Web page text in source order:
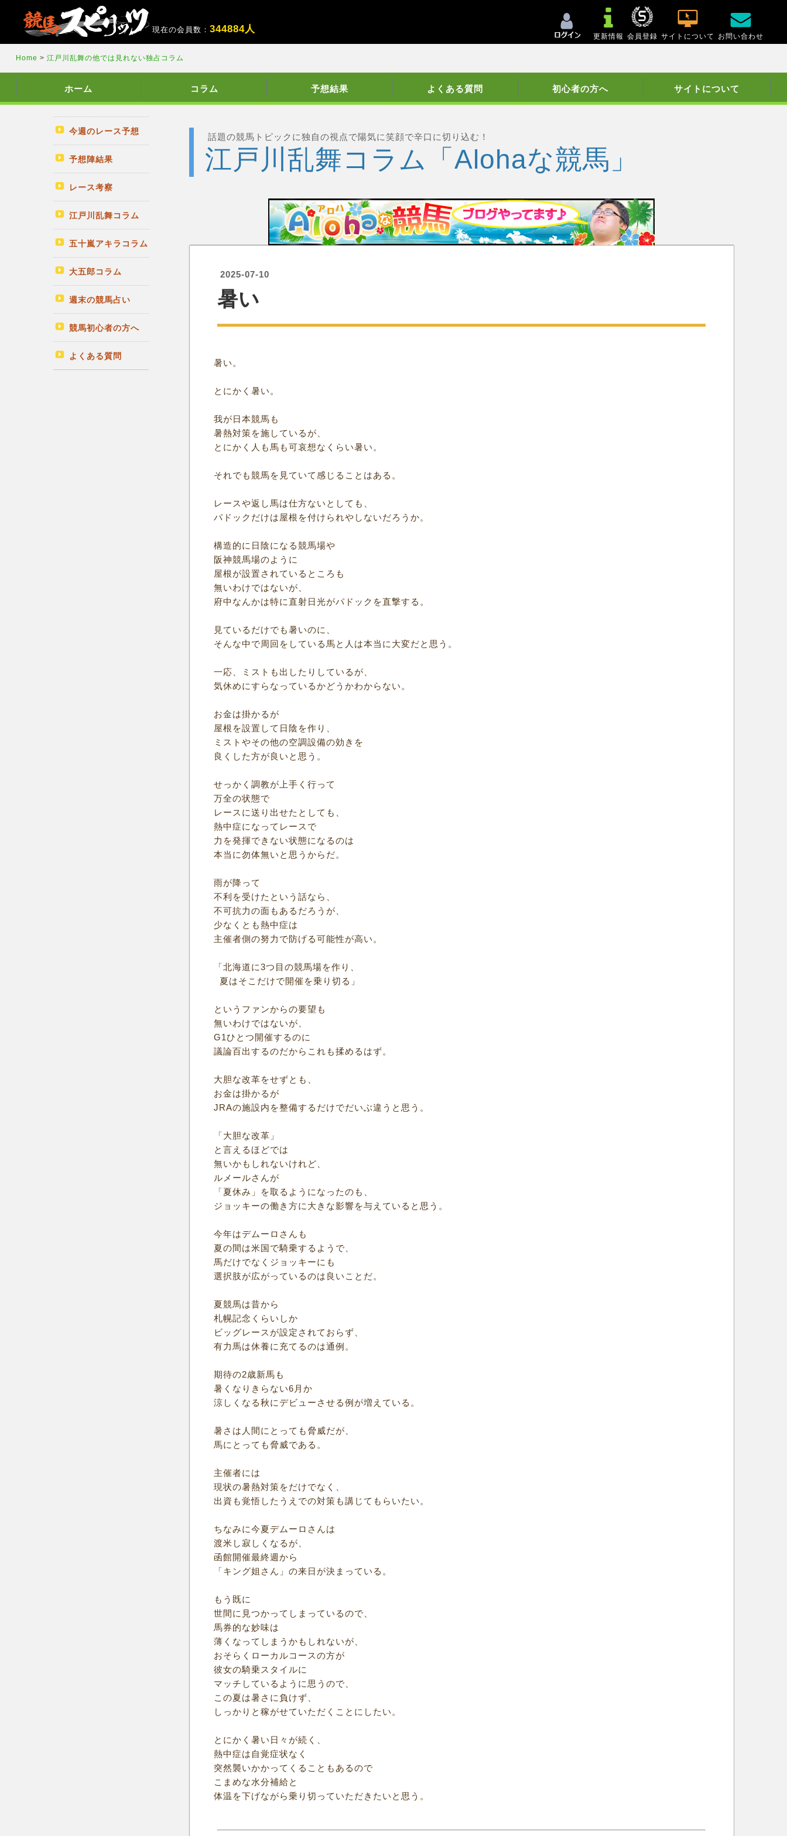
現在の会員数：344884人
更新情報 会員登録 サイトについて お問い合わせ
Home > 江戸川乱舞の他では見れない独占コラム
ホーム コラム 予想結果 よくある質問 初心者の方へ サイトについて
今週のレース予想
予想陣結果
レース考察
江戸川乱舞コラム
五十嵐アキラコラム
大五郎コラム
週末の競馬占い
競馬初心者の方へ
よくある質問
話題の競馬トピックに独自の視点で陽気に笑顔で辛口に切り込む！
江戸川乱舞コラム「Alohaな競馬」
2025-07-10
​暑い
​ 暑い。
とにかく暑い。
我が日本競馬も
暑熱対策を施しているが、
とにかく人も馬も可哀想なくらい暑い。
それでも競馬を見ていて感じることはある。
レースや返し馬は仕方ないとしても、
パドックだけは屋根を付けられやしないだろうか。
構造的に日陰になる競馬場や
阪神競馬場のように
屋根が設置されているところも
無いわけではないが、
府中なんかは特に直射日光がパドックを直撃する。
見ているだけでも暑いのに、
そんな中で周回をしている馬と人は本当に大変だと思う。
一応、ミストも出したりしているが、
気休めにすらなっているかどうかわからない。
お金は掛かるが
屋根を設置して日陰を作り、
ミストやその他の空調設備の効きを
良くした方が良いと思う。
せっかく調教が上手く行って
万全の状態で
レースに送り出せたとしても、
熱中症になってレースで
力を発揮できない状態になるのは
本当に勿体無いと思うからだ。
雨が降って
不利を受けたという話なら、
不可抗力の面もあるだろうが、
少なくとも熱中症は
主催者側の努力で防げる可能性が高い。
「北海道に3つ目の競馬場を作り、
夏はそこだけで開催を乗り切る」
というファンからの要望も
無いわけではないが、
G1ひとつ開催するのに
議論百出するのだからこれも揉めるはず。
大胆な改革をせずとも、
お金は掛かるが
JRAの施設内を整備するだけでだいぶ違うと思う。
「大胆な改革」
と言えるほどでは
無いかもしれないけれど、
ルメールさんが
「夏休み」を取るようになったのも、
ジョッキーの働き方に大きな影響を与えていると思う。
今年はデムーロさんも
夏の間は米国で騎乗するようで、
馬だけでなくジョッキーにも
選択肢が広がっているのは良いことだ。
夏競馬は昔から
札幌記念くらいしか
ビッグレースが設定されておらず、
有力馬は休養に充てるのは通例。
期待の2歳新馬も
暑くなりきらない6月か
涼しくなる秋にデビューさせる例が増えている。
暑さは人間にとっても脅威だが、
馬にとっても脅威である。
主催者には
現状の暑熱対策をだけでなく、
出資も覚悟したうえでの対策も講じてもらいたい。
ちなみに今夏デムーロさんは
渡米し寂しくなるが、
函館開催最終週から
「キング姐さん」の来日が決まっている。
もう既に
世間に見つかってしまっているので、
馬券的な妙味は
薄くなってしまうかもしれないが、
おそらくローカルコースの方が
彼女の騎乗スタイルに
マッチしているように思うので、
この夏は暑さに負けず、
しっかりと稼がせていただくことにしたい。
とにかく暑い日々が続く、
熱中症は自覚症状なく
突然襲いかかってくることもあるので
こまめな水分補給と
体温を下げながら乗り切っていただきたいと思う。